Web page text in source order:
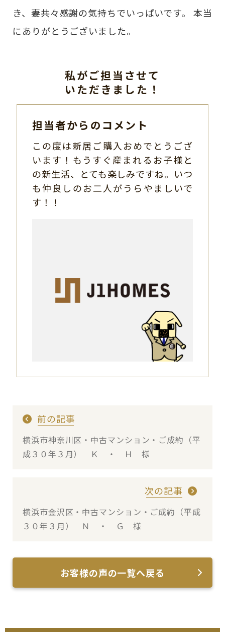
き、妻共々感謝の気持ちでいっぱいです。 本当
にありがとうございました。
私がご担当させて
いただきました！
担当者からのコメント
この度は新居ご購入おめでとうござ
います！もうすぐ産まれるお子様と
の新生活、とても楽しみですね。いつ
も仲良しのお二人がうらやましいで
す！！
前の記事
横浜市神奈川区・中古マンション・ご成約（平
成３０年３月） Ｋ ・ Ｈ 様
次の記事
横浜市金沢区・中古マンション・ご成約（平成
３０年３月） Ｎ ・ Ｇ 様
お客様の声の一覧へ戻る